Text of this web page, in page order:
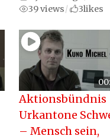
39 views/ 3likes
Aktionsbündnis
Urkantone
– Mensch sein,